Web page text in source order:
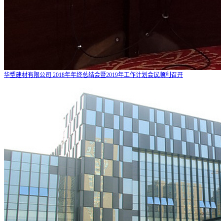
华塑建材有限公司 2018年年终总结会暨2019年工作计划会议顺利召开